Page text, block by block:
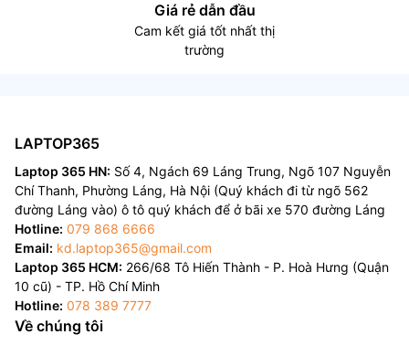
Giá rẻ dẫn đầu
Cam kết giá tốt nhất thị
trường
LAPTOP365
Laptop 365 HN: Số 4, Ngách 69 Láng Trung, Ngõ 107 Nguyễn
Chí Thanh, Phường Láng, Hà Nội (Quý khách đi từ ngõ 562
đường Láng vào) ô tô quý khách để ở bãi xe 570 đường Láng
Hotline: 079 868 6666
Email: kd.laptop365@gmail.com
Laptop 365 HCM: 266/68 Tô Hiến Thành - P. Hoà Hưng (Quận
10 cũ) - TP. Hồ Chí Minh
Hotline: 078 389 7777
Về chúng tôi